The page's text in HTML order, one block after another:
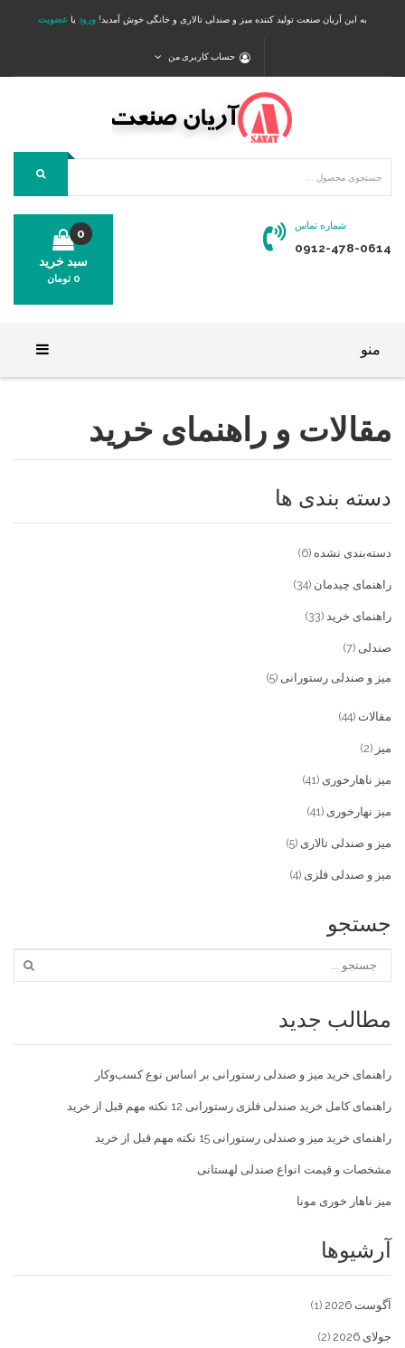
به این آریان صنعت تولید کننده میز و صندلی تالاری و خانگی خوش آمدید! ورود یا عضویت
حساب کاربری من
شماره تماس
0912-478-0614
سبد خرید
0
0 تومان
منو
فروشگاه
میز و صندلی خانگی
تماس با ما
خدمات
تماس با ما
سوالات متداول
پیش پرداخت
مقالات و راهنمای خرید
دسته بندی ها
دسته‌بندی نشده (6)
راهنمای چیدمان (34)
راهنمای خرید (33)
صندلی (7)
میز و صندلی رستورانی (5)
مقالات (44)
میز (2)
میز ناهارخوری (41)
میز نهارخوری (41)
میز و صندلی تالاری (5)
میز و صندلی فلزی (4)
جستجو
مطالب جدید
راهنمای خرید میز و صندلی رستورانی بر اساس نوع کسب‌و‌کار
راهنمای کامل خرید صندلی فلزی رستورانی 12 نکته مهم قبل از خرید
راهنمای خرید میز و صندلی رستورانی 15 نکته مهم قبل از خرید
مشخصات و قیمت انواع صندلی لهستانی
میز ناهار خوری مونا
آرشیوها
آگوست 2026 (1)
جولای 2026 (2)